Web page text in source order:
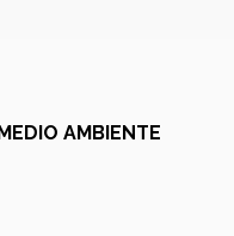
AMBIENTE